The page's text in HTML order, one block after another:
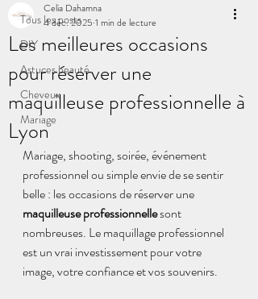
Tous les posts
DIY
Astuces beauté
Cheveux
Mariage
Les meilleures occasions
pour réserver une
maquilleuse professionnelle à
Lyon
Celia Dahamna
4 déc. 2025 1 min de lecture
Mariage, shooting, soirée, événement
professionnel ou simple envie de se sentir
belle : les occasions de réserver une
maquilleuse professionnelle sont
nombreuses. Le maquillage professionnel
est un vrai investissement pour votre
image, votre confiance et vos souvenirs.